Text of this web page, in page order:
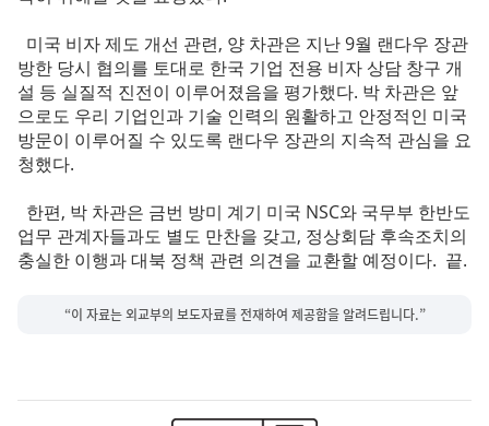
미국 비자 제도 개선 관련, 양 차관은 지난 9월 랜다우 장관
방한 당시 협의를 토대로 한국 기업 전용 비자 상담 창구 개
설 등 실질적 진전이 이루어졌음을 평가했다. 박 차관은 앞
으로도 우리 기업인과 기술 인력의 원활하고 안정적인 미국
방문이 이루어질 수 있도록 랜다우 장관의 지속적 관심을 요
청했다.
한편, 박 차관은 금번 방미 계기 미국 NSC와 국무부 한반도
업무 관계자들과도 별도 만찬을 갖고, 정상회담 후속조치의
충실한 이행과 대북 정책 관련 의견을 교환할 예정이다. 끝.
“이 자료는 외교부의 보도자료를 전재하여 제공함을 알려드립니다.”